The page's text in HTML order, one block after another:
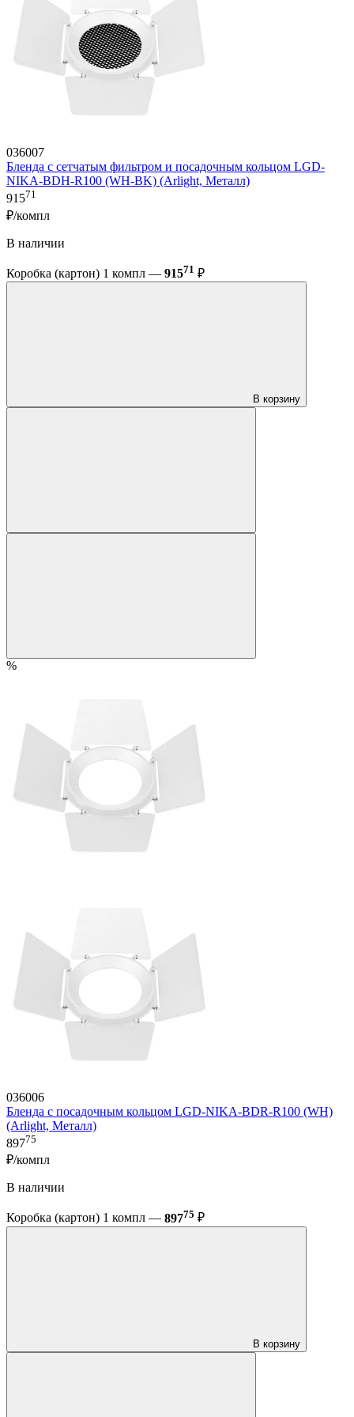
036007
Бленда с сетчатым фильтром и посадочным кольцом LGD-
NIKA-BDH-R100 (WH-BK) (Arlight, Металл)
91571
₽/компл
В наличии
Коробка (картон) 1 компл — 91571 ₽
В корзину
%
036006
Бленда с посадочным кольцом LGD-NIKA-BDR-R100 (WH)
(Arlight, Металл)
89775
₽/компл
В наличии
Коробка (картон) 1 компл — 89775 ₽
В корзину